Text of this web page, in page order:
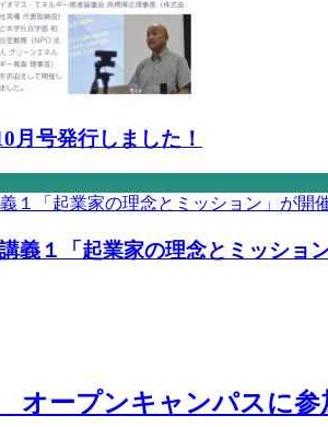
月号発行しました！
義１「起業家の理念とミッショ
オープンキャンパスに参